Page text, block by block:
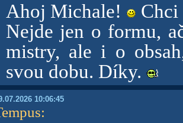
Ahoj Michale!
Chci
Nejde jen o formu,
mistry, ale i o
svou dobu. Díky.
10:06:45
: